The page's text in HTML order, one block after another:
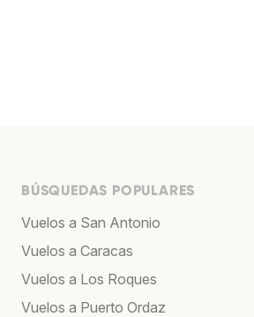
BÚSQUEDAS POPULARES
Vuelos a San Antonio
Vuelos a Caracas
Vuelos a Los Roques
Vuelos a Puerto Ordaz